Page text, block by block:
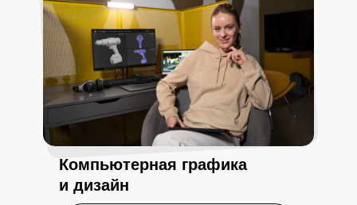
Компьютерная графика
и дизайн